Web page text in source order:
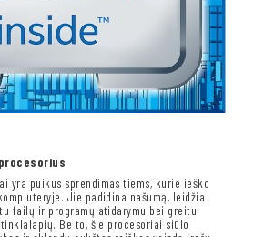
yra puikus sprendimas tiems, kurie ieško
Jie padidina našumą, leidžia
failų ir programų atidarymu bei greitu
Be to, šie procesoriai siūlo